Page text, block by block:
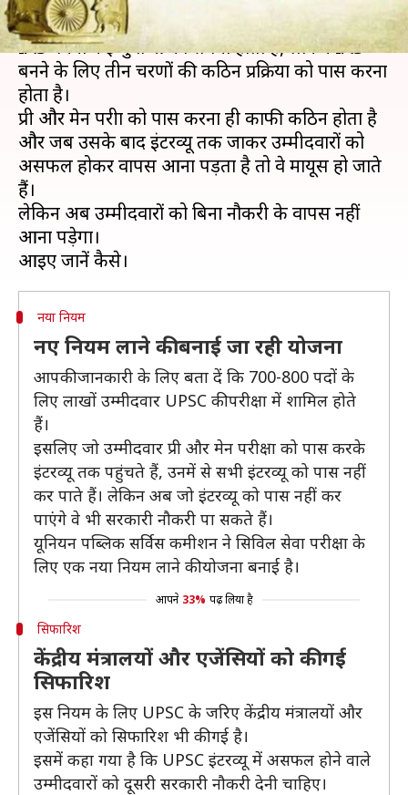
UPSC सबसे कठिन परीक्षाओं में से एक मानी जाती है।
IAS बनना कई युवाओं का सपना होता है, लेकिन IAS
बनने के लिए तीन चरणों की कठिन प्रक्रिया को पास करना
होता है।
प्री और मेन परीक्षा को पास करना ही काफी कठिन होता है
और जब उसके बाद इंटरव्यू तक जाकर उम्मीदवारों को
असफल होकर वापस आना पड़ता है तो वे मायूस हो जाते
हैं।
लेकिन अब उम्मीदवारों को बिना नौकरी के वापस नहीं
आना पड़ेगा।
नया नियम
नए नियम लाने की बनाई जा रही योजना
आपकी जानकारी के लिए बता दें कि 700-800 पदों के
लिए लाखों उम्मीदवार UPSC की परीक्षा में शामिल होते
हैं।
इसलिए जो उम्मीदवार प्री और मेन परीक्षा को पास करके
इंटरव्यू तक पहुंचते हैं, उनमें से सभी इंटरव्यू को पास नहीं
कर पाते हैं। लेकिन अब जो इंटरव्यू को पास नहीं कर
पाएंगे वे भी सरकारी नौकरी पा सकते हैं।
यूनियन पब्लिक सर्विस कमीशन ने सिविल सेवा परीक्षा के
लिए एक नया नियम लाने की योजना बनाई है।
आपने 33% पढ़ लिया है
सिफारिश
केंद्रीय मंत्रालयों और एजेंसियों को की गई
सिफारिश
इस नियम के लिए UPSC के जरिए केंद्रीय मंत्रालयों और
एजेंसियों को सिफारिश भी की गई है।
इसमें कहा गया है कि UPSC इंटरव्यू में असफल होने वाले
उम्मीदवारों को दूसरी सरकारी नौकरी देनी चाहिए।